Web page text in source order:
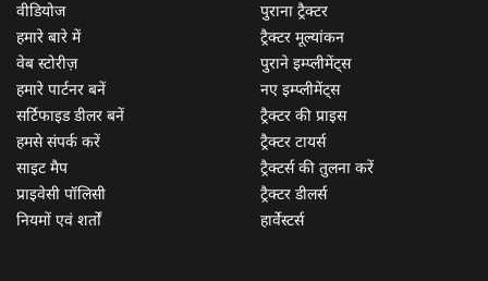
वीडियोज
हमारे बारे में
वेब स्टोरीज़
हमारे पार्टनर बनें
सर्टिफाइड डीलर बनें
हमसे संपर्क करें
साइट मैप
प्राइवेसी पॉलिसी
नियमों एवं शर्तों
पुराना ट्रैक्टर
ट्रैक्टर मूल्यांकन
पुराने इम्प्लीमेंट्स
नए इम्प्लीमेंट्स
ट्रैक्टर की प्राइस
ट्रैक्टर टायर्स
ट्रैक्टर्स की तुलना करें
ट्रैक्टर डीलर्स
हार्वेस्टर्स